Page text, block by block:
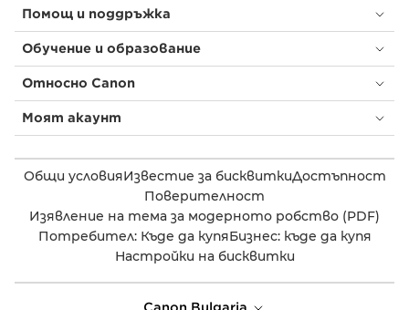
Помощ и поддръжка
Обучение и образование
Относно Canon
Моят акаунт
Общи условияИзвестие за бисквиткиДостъпност
Поверителност
Изявление на тема за модерното робство (PDF)
Потребител: Къде да купяБизнес: къде да купя
Настройки на бисквитки